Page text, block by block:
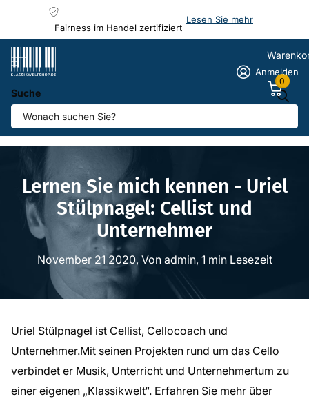
Fairness im Handel zertifiziert
Lesen Sie mehr
Suche
Anmelden
0
Homepage
Lernen Sie mich kennen - Uriel Stülpnagel: Cellist und
Lernen Sie mich kennen - Uriel
Stülpnagel: Cellist und
Unternehmer
November 21 2020, Von admin, 1 min Lesezeit
Uriel Stülpnagel ist Cellist, Cellocoach und
Unternehmer.Mit seinen Projekten rund um das Cello
verbindet er Musik, Unterricht und Unternehmertum zu
einer eigenen „Klassikwelt“. Erfahren Sie mehr über